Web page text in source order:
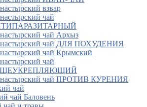
взвар
чай
чай Архыз
чай ДЛЯ ПОХУДЕНИЯ
чай Крымский
чай
чай ПРОТИВ КУРЕНИЯ
чай
чай Баловень